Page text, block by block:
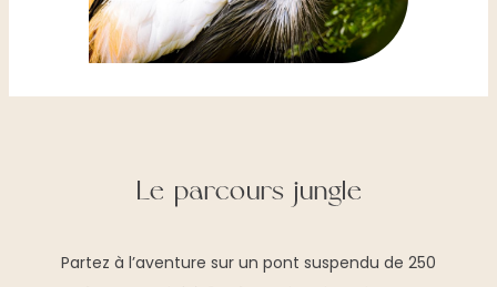
Le parcours jungle
Partez à l’aventure sur un pont suspendu de 250